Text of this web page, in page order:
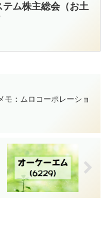
ム株主総会（お土
モ：ムロコーポレーショ